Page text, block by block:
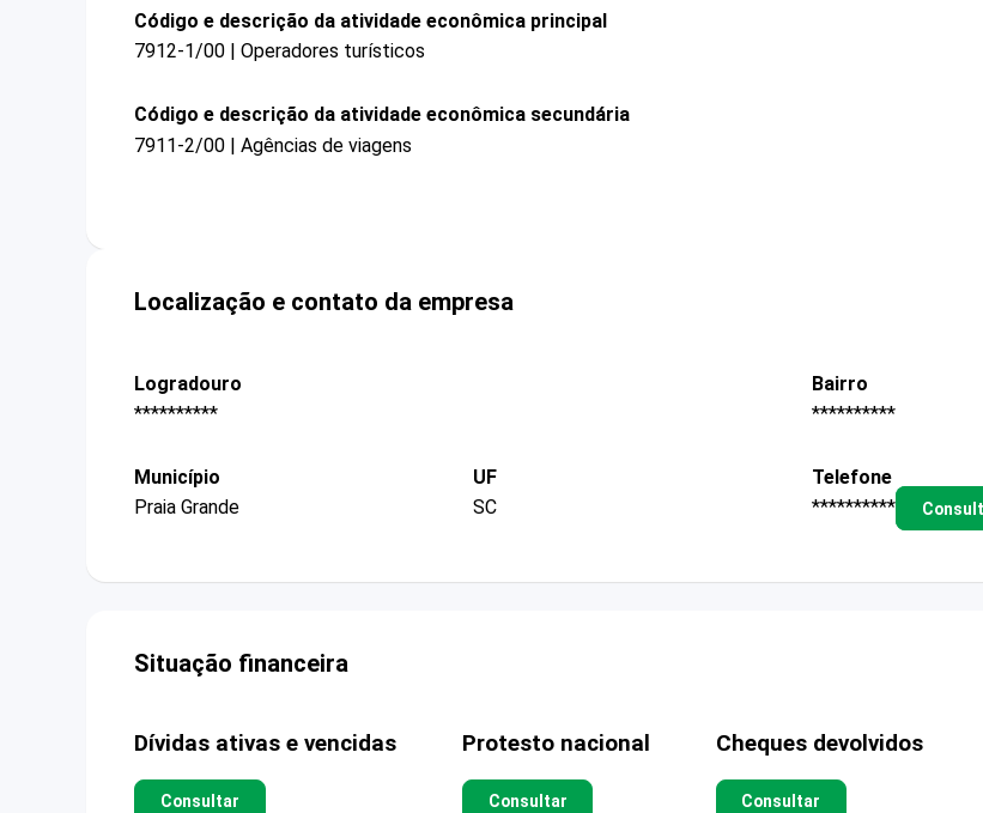
Código e descrição da atividade econômica principal
7912-1/00 | Operadores turísticos
Código e descrição da atividade econômica secundária
7911-2/00 | Agências de viagens
Localização e contato da empresa
Logradouro
**********
Bairro
**********
Município
Praia Grande
UF
SC
Telefone
**********
Situação financeira
Dívidas ativas e vencidas
Consultar
Protesto nacional
Consultar
Cheques devolvidos
Consultar